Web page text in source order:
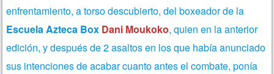
enfrentamiento, a torso descubierto, del boxeador de la
EscuelaAzteca Box Dani Moukoko, quien en la anterior
edición, y después de 2 asaltos en los que había anunciado
sus intenciones de acabar cuanto antes el combate, ponía